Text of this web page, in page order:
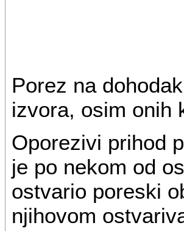
Porez na
izvora, osim onih
Oporezivi prihod
je po nekom od
ostvario poreski
njihovom